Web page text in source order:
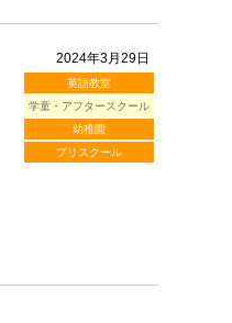
2024年3月29日
英語教室
学童・アフタースクール
幼稚園
プリスクール